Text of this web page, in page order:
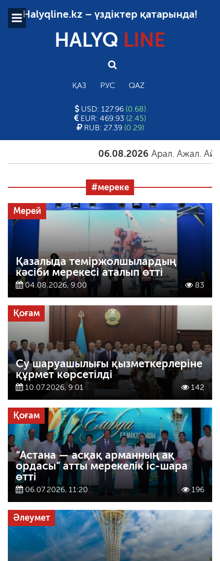
Halyqline.kz – үздіктер қатарында!
HALYQ LINE
ҚАЗ РУС QAZ
USD: 127.96 (0.68)
EUR: 469.93 (2.45)
RUB: 27.39 (0.29)
06.08.2026 Арал. Ажал. Айғақ
#мереке
Мерей
Қазалыда теміржолшылардың
кәсіби мерекесі аталып өтті
04.08.2026, 9:00 83
Қоғам
Су шаруашылығы қызметкерлеріне
құрмет көрсетілді
10.07.2026, 9:01 142
Қоғам
“Астана — асқақ арманның ақ
ордасы” атты мерекелік іс-шара
өтті
06.07.2026, 11:20 196
Әлеумет